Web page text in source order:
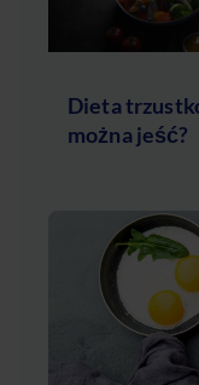
Dieta
można jeść?